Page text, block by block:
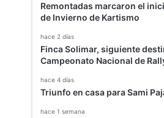
Remontadas marcaron el
de Invierno de Kartismo
hace 2 días
Finca Solimar, siguiente
Campeonato Nacional de
hace 4 días
Triunfo en casa para Sami
hace 1 semana